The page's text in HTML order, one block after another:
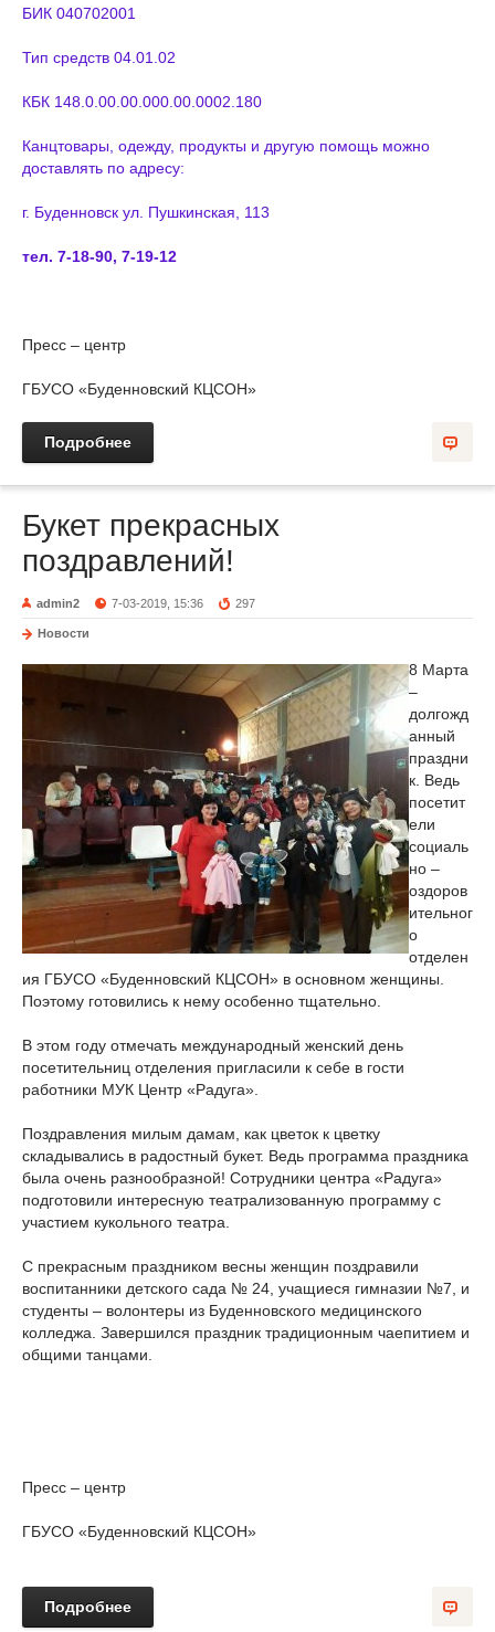
БИК 040702001
Тип средств 04.01.02
КБК 148.0.00.00.000.00.0002.180
Канцтовары, одежду, продукты и другую помощь можно
доставлять по адресу:
г. Буденновск ул. Пушкинская, 113
тел. 7-18-90, 7-19-12
Пресс – центр
ГБУСО «Буденновский КЦСОН»
Подробнее
Букет прекрасных
поздравлений!
admin2 7-03-2019, 15:36 297
Новости
8 Марта
–
долгожд
анный
праздни
к. Ведь
посетит
ели
социаль
но –
оздоров
ительног
о
отделен
ия ГБУСО «Буденновский КЦСОН» в основном женщины.
Поэтому готовились к нему особенно тщательно.
В этом году отмечать международный женский день
посетительниц отделения пригласили к себе в гости
работники МУК Центр «Радуга».
Поздравления милым дамам, как цветок к цветку
складывались в радостный букет. Ведь программа праздника
была очень разнообразной! Сотрудники центра «Радуга»
подготовили интересную театрализованную программу с
участием кукольного театра.
С прекрасным праздником весны женщин поздравили
воспитанники детского сада № 24, учащиеся гимназии №7, и
студенты – волонтеры из Буденновского медицинского
колледжа. Завершился праздник традиционным чаепитием и
общими танцами.
Пресс – центр
ГБУСО «Буденновский КЦСОН»
Подробнее